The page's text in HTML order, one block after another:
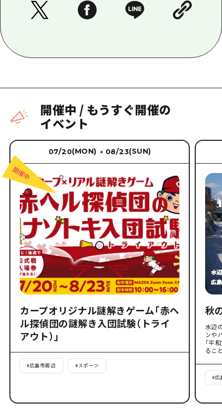
開催中 / もうすぐ開催の
イベント
07/20(MON) → 08/23(SUN)
カープオリジナル謎解きゲーム「赤ヘ
ル探偵団の謎解き入団試験（トライ
アウト）」
#広島市周辺 #スポーツ
秋
水辺
ンや
「平
るこ
#広